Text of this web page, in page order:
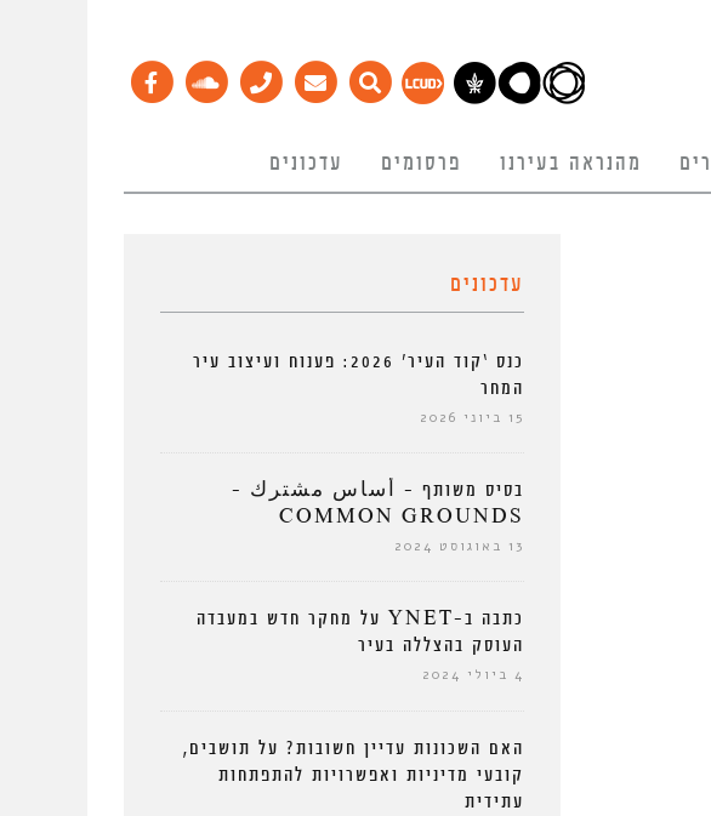
מהנראה בעירנו פרסומים עדכונים
עדכונים
כנס ‘קוד העיר’ 2026: פענוח ועיצוב עיר
המחר
15 ביוני 2026
בסיס משותף – أساس مشترك –
COMMON GROUNDS
13 באוגוסט 2024
כתבה ב-YNET על מחקר חדש במעבדה
העוסק בהצללה בעיר
4 ביולי 2024
האם השכונות עדיין חשובות? על תושבים,
קובעי מדיניות ואפשרויות להתפתחות
עתידית